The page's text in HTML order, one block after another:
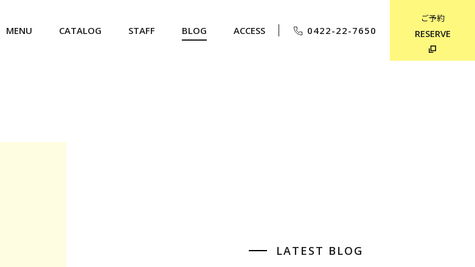
MENU CATALOG STAFF BLOG ACCESS 0422-22-7650
ご予約
RESERVE
LATEST BLOG